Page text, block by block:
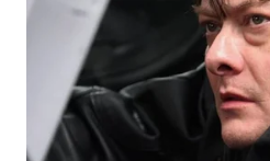
WN
TAPANULI
SELATAN
WN